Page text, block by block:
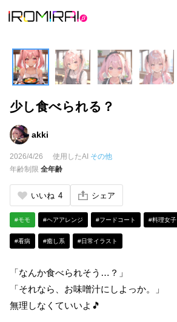
少し食べられる？
akki
2026/4/26 使用したAI その他
年齢制限 全年齢
いいね 4 シェア
#モモ #ヘアアレンジ #フードコート #料理女子
#看病 #癒し系 #日常イラスト
「なんか食べられそう…？」
「それなら、お味噌汁にしよっか。」
無理しなくていいよ🎵